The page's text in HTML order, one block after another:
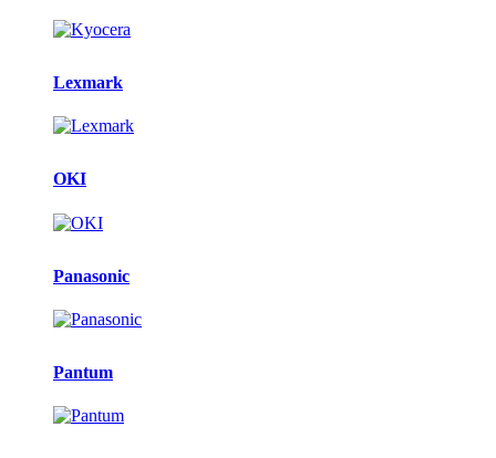
Lexmark
OKI
Panasonic
Pantum